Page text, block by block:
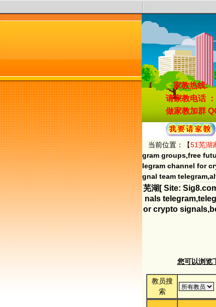
家教热线:
请家教电话
做家教加群
当前位置：【51芜湖
gram groups,free
legram channel for
gnal team
芜湖[ Site:
nals
or crypto
您可以浏览
教员搜
索